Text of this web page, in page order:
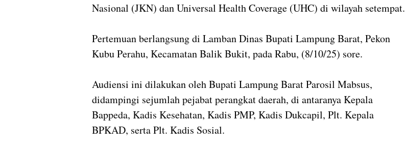
Nasional (JKN) dan Universal Health Coverage (UHC) di wilayah setempat.
Pertemuan berlangsung di Lamban Dinas Bupati Lampung Barat, Pekon
Kubu Perahu, Kecamatan Balik Bukit, pada Rabu, (8/10/25) sore.
Audiensi ini dilakukan oleh Bupati Lampung Barat Parosil Mabsus,
didampingi sejumlah pejabat perangkat daerah, di antaranya Kepala
Bappeda, Kadis Kesehatan, Kadis PMP, Kadis Dukcapil, Plt. Kepala
BPKAD, serta Plt. Kadis Sosial.